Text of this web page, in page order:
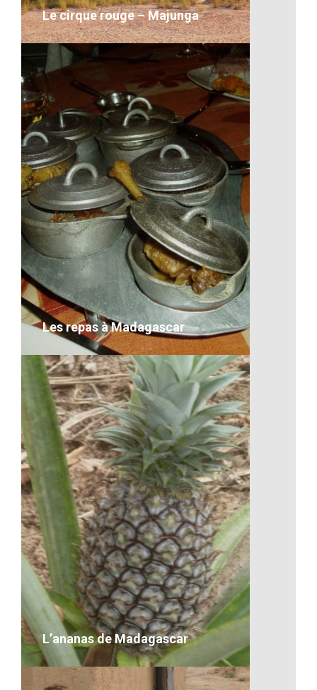
Le cirque rouge – Majunga
Le cirque rouge – Majunga
VOIR LE DÉTAIL
Les repas à Madagascar
Les repas à Madagascar
VOIR LE DÉTAIL
L’ananas de Madagascar